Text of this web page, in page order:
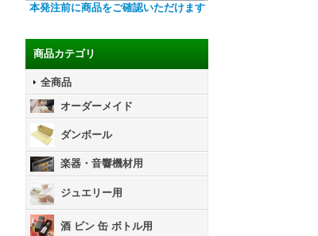
本発注前に商品をご確認いただけます
商品カテゴリ
全商品
オーダーメイド
ダンボール
楽器・音響機材用
ジュエリー用
酒 ビン 缶 ボトル用